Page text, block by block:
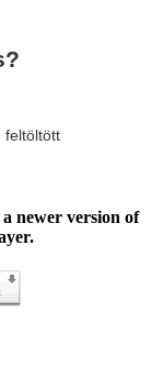
newer version of